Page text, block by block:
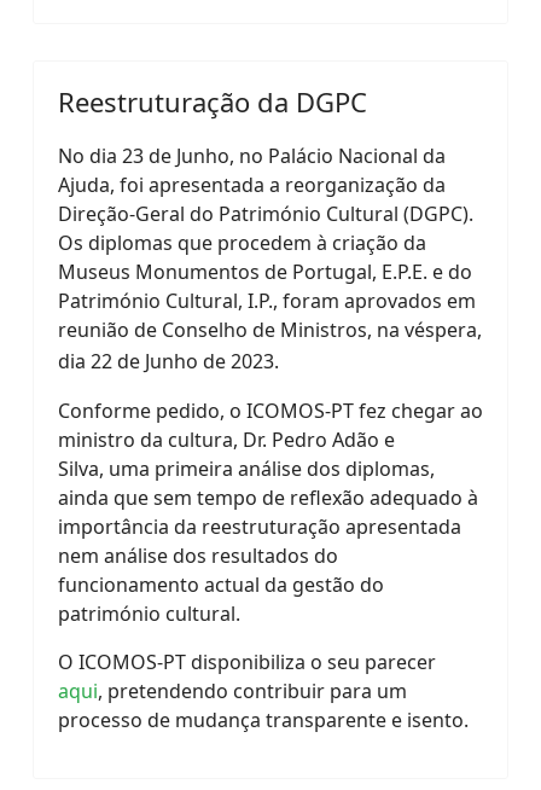
Reestruturação da DGPC
No dia 23 de Junho, no Palácio Nacional da
Ajuda, foi apresentada a reorganização da
Direção-Geral do Património Cultural (DGPC).
Os diplomas que procedem à criação da
Museus Monumentos de Portugal, E.P.E. e do
Património Cultural, I.P., foram aprovados em
reunião de Conselho de Ministros, na véspera,
dia 22 de Junho de 2023.
Conforme pedido, o ICOMOS-PT fez chegar ao
ministro da cultura, Dr. Pedro Adão e
Silva, uma primeira análise dos diplomas,
ainda que sem tempo de reflexão adequado à
importância da reestruturação apresentada
nem análise dos resultados do
funcionamento actual da gestão do
património cultural.
O ICOMOS-PT disponibiliza o seu parecer
aqui, pretendendo contribuir para um
processo de mudança transparente e isento.